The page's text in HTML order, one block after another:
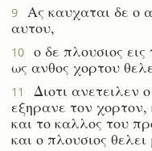
9
Ας καυχαται δε ο
αυτου,
10
ο δε πλουσιος
ως ανθος χορτου
11
Διοτι ανετειλεν
εξηρανε τον χορτον,
και το καλλος του
και ο πλουσιος